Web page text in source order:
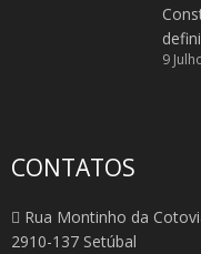
9
CONTATOS
Rua Montinho da
2910-137 Setúbal